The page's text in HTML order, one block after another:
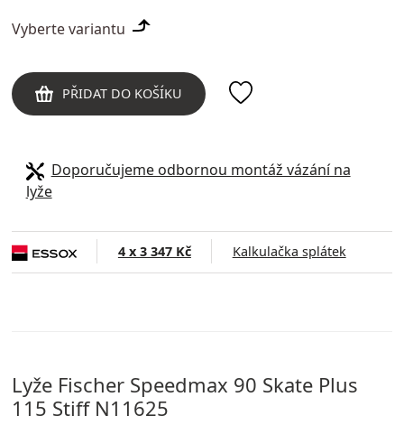
Vyberte variantu
PŘIDAT DO KOŠÍKU
Doporučujeme odbornou montáž vázání na
lyže
4 x 3 347 Kč Kalkulačka splátek
Lyže Fischer Speedmax 90 Skate Plus
115 Stiff N11625